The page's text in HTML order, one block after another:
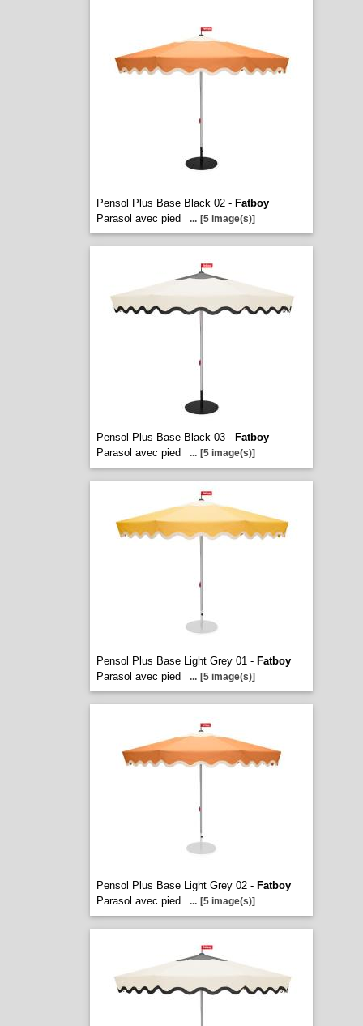
Pensol Plus Base Black 02 - Fatboy
Parasol avec pied
... [5 image(s)]
Pensol Plus Base Black 03 - Fatboy
Parasol avec pied
... [5 image(s)]
Pensol Plus Base Light Grey 01 - Fatboy
Parasol avec pied
... [5 image(s)]
Pensol Plus Base Light Grey 02 - Fatboy
Parasol avec pied
... [5 image(s)]